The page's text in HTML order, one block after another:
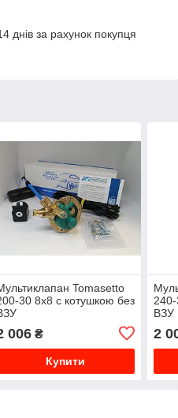
днів за рахунок покупця
Tomasetto
30 8х8 c котушкою без
006₴
Купити
ВЗУ
2